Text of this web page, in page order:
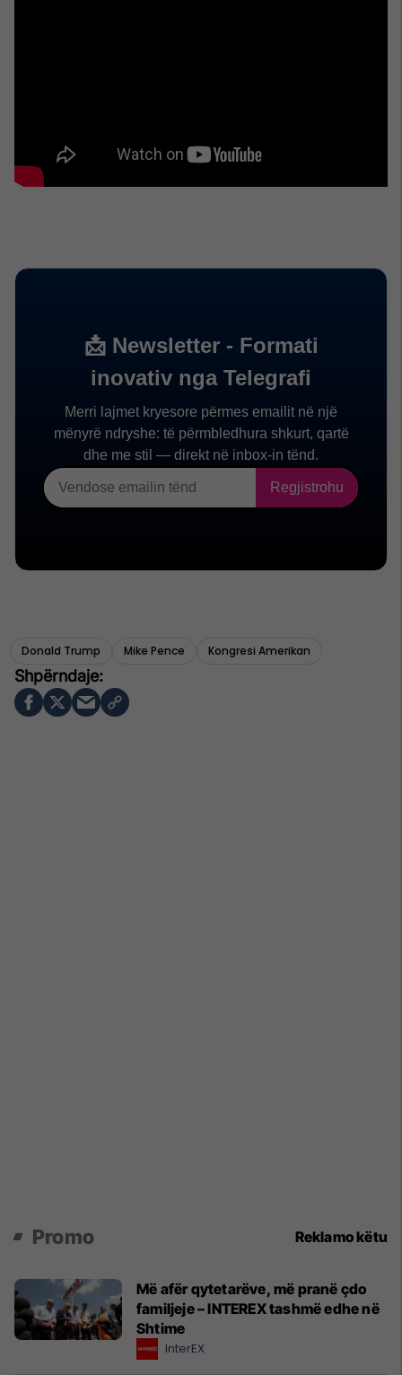
Donald Trump Mike Pence Kongresi Amerikan
Promo Reklamo këtu
Më afër qytetarëve, më pranë çdo
familjeje – INTEREX tashmë edhe në
Shtime
InterEX